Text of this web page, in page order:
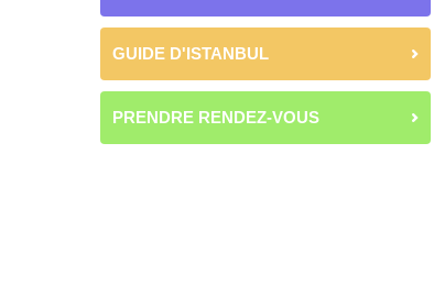
GUIDE D'ISTANBUL
PRENDRE RENDEZ-VOUS